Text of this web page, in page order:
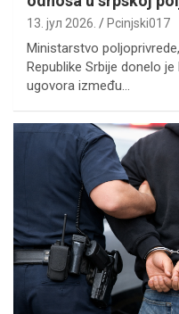
13. јул 2026. Pcinjski017
Ministarstvo
Republike Srbije donelo
ugovora između…